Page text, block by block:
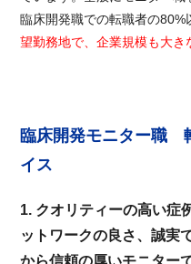
臨床開発職での転職者の80%
望勤務地で、企業規模も大き
臨床開発モニター職
イス
1. クオリティーの高い症
ットワークの良さ、誠実
から信頼の厚いモニター